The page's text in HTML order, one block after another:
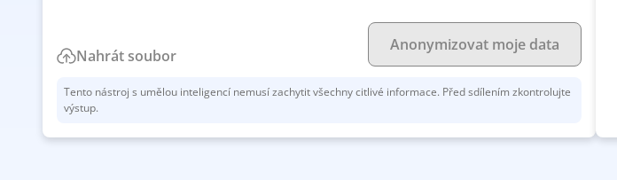
Nahrát soubor
Anonymizovat moje data
Tento nástroj s umělou inteligencí nemusí zachytit všechny citlivé informace. Před sdílením zkontrolujte
výstup.